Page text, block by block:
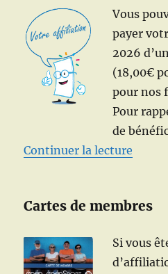
Vous
payer
2026
(18,00€
pour nos
Pour
de
Continuer la lecture
Cartes de membres
Si vous